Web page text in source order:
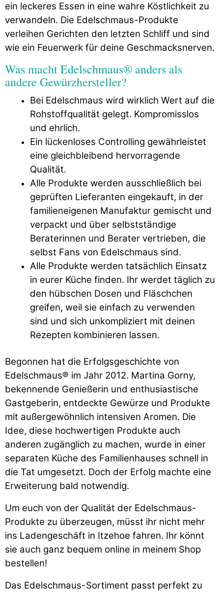
ein leckeres Essen in eine wahre Köstlichkeit zu
verwandeln. Die Edelschmaus-Produkte
verleihen Gerichten den letzten Schliff und sind
wie ein Feuerwerk für deine Geschmacksnerven.
Was macht Edelschmaus® anders als
andere Gewürzhersteller?
Bei Edelschmaus wird wirklich Wert auf die
Rohstoffqualität gelegt. Kompromisslos
und ehrlich.
Ein lückenloses Controlling gewährleistet
eine gleichbleibend hervorragende
Qualität.
Alle Produkte werden ausschließlich bei
geprüften Lieferanten eingekauft, in der
familieneigenen Manufaktur gemischt und
verpackt und über selbstständige
Beraterinnen und Berater vertrieben, die
selbst Fans von Edelschmaus sind.
Alle Produkte werden tatsächlich Einsatz
in eurer Küche finden. Ihr werdet täglich zu
den hübschen Dosen und Fläschchen
greifen, weil sie einfach zu verwenden
sind und sich unkompliziert mit deinen
Rezepten kombinieren lassen.
Begonnen hat die Erfolgsgeschichte von
Edelschmaus® im Jahr 2012. Martina Gorny,
bekennende Genießerin und enthusiastische
Gastgeberin, entdeckte Gewürze und Produkte
mit außergewöhnlich intensiven Aromen. Die
Idee, diese hochwertigen Produkte auch
anderen zugänglich zu machen, wurde in einer
separaten Küche des Familienhauses schnell in
die Tat umgesetzt. Doch der Erfolg machte eine
Erweiterung bald notwendig.
Um euch von der Qualität der Edelschmaus-
Produkte zu überzeugen, müsst ihr nicht mehr
ins Ladengeschäft in Itzehoe fahren. Ihr könnt
sie auch ganz bequem online in meinem Shop
bestellen!
Das Edelschmaus-Sortiment passt perfekt zu